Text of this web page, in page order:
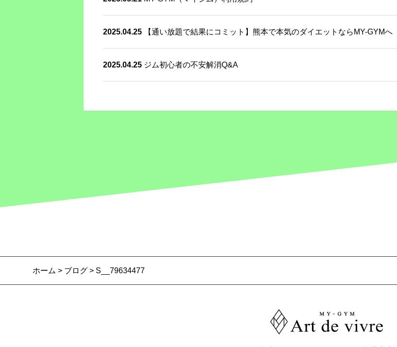
2025.04.25【通い放題で結果にコミット】熊本で本気のダイエットならMY-GYMへ
2025.04.25ジム初心者の不安解消Q&A
ホーム> ブログ > S__79634477